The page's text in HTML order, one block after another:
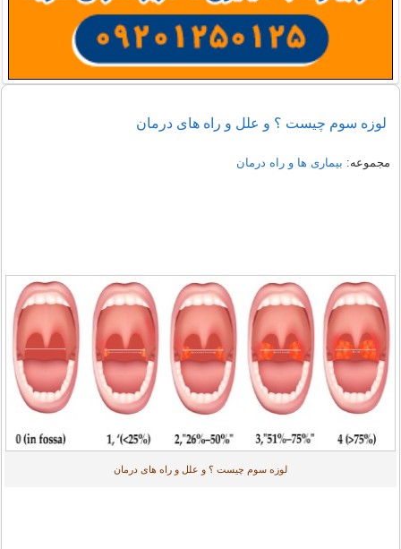
لوزه سوم چیست ؟ و علل و راه های درمان
مجموعه: بیماری ها و راه درمان
لوزه سوم چیست ؟ و علل و راه های درمان